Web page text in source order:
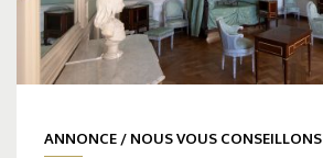
ANNONCE / NOUS VOUS CONSEILLONS